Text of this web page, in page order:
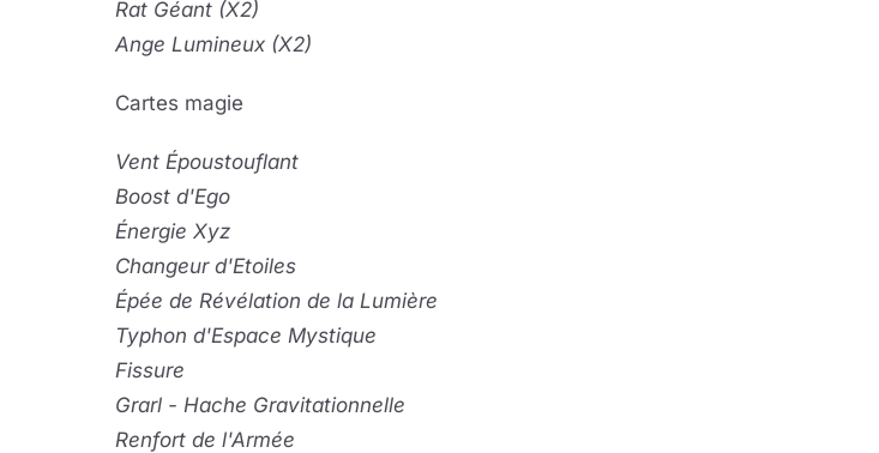
Rat Géant (X2)
Ange Lumineux (X2)
Cartes magie
Vent Époustouflant
Boost d'Ego
Énergie Xyz
Changeur d'Etoiles
Épée de Révélation de la Lumière
Typhon d'Espace Mystique
Fissure
Grarl - Hache Gravitationnelle
Renfort de l'Armée